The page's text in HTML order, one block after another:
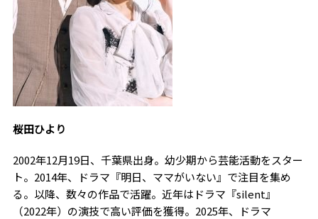
桜田ひより
2002年12月19日、千葉県出身。幼少期から芸能活動をスター
ト。 2014年、ドラマ『明日、ママがいない』で注目を集め
る。以降、数々の作品で活躍。近年はドラマ『silent』
（2022年）の演技で高い評価を獲得。 2025年、ドラマ